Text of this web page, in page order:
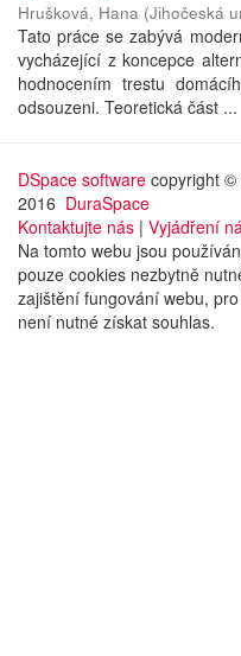
Hrušková, Hana (Jihočeská
Tato práce se zabývá
vycházející z koncepce
hodnocením trestu
odsouzeni. Teoretická část ...
DSpace software copyright ©
2016 DuraSpace
Kontaktujte nás | Vyjádření
Na tomto webu jsou
pouze cookies nezbytně
zajištění fungování webu,
není nutné získat souhlas.